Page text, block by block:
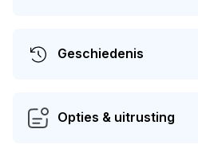
Geschiedenis
Opties & uitrusting